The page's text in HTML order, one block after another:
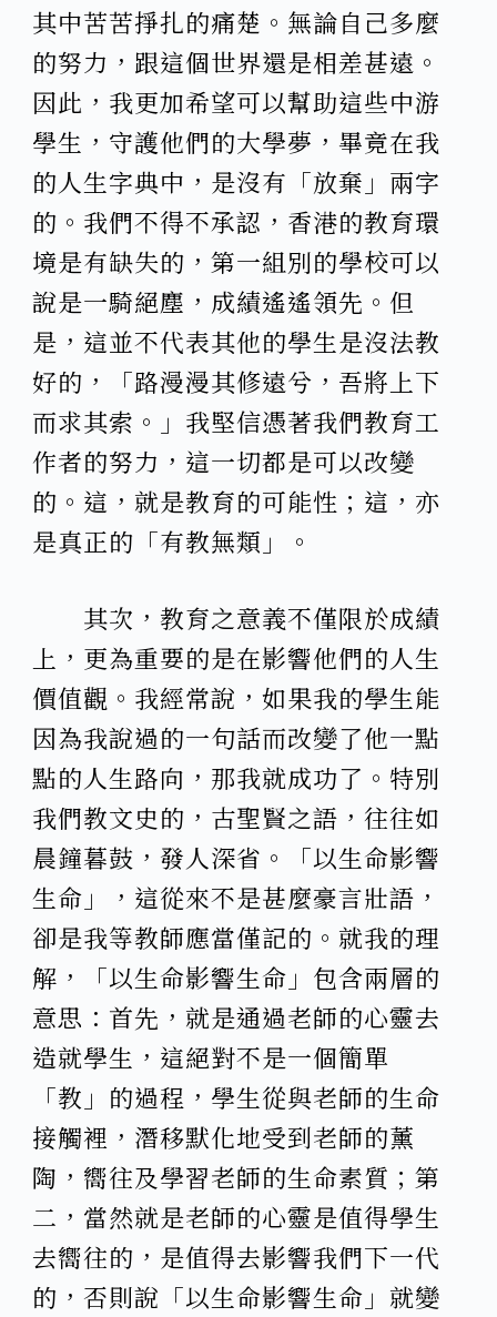
其中苦苦掙扎的痛楚。無論自己多麼
的努力，跟這個世界還是相差甚遠。
因此，我更加希望可以幫助這些中游
學生，守護他們的大學夢，畢竟在我
的人生字典中，是沒有「放棄」兩字
的。我們不得不承認，香港的教育環
境是有缺失的，第一組別的學校可以
說是一騎絕塵，成績遙遙領先。但
是，這並不代表其他的學生是沒法教
好的，「路漫漫其修遠兮，吾將上下
而求其索。」我堅信憑著我們教育工
作者的努力，這一切都是可以改變
的。這，就是教育的可能性；這，亦
是真正的「有教無類」。
其次，教育之意義不僅限於成績
上，更為重要的是在影響他們的人生
價值觀。我經常說，如果我的學生能
因為我說過的一句話而改變了他一點
點的人生路向，那我就成功了。特別
我們教文史的，古聖賢之語，往往如
晨鐘暮鼓，發人深省。「以生命影響
生命」，這從來不是甚麼豪言壯語，
卻是我等教師應當僅記的。就我的理
解，「以生命影響生命」包含兩層的
意思：首先，就是通過老師的心靈去
造就學生，這絕對不是一個簡單
「教」的過程，學生從與老師的生命
接觸裡，潛移默化地受到老師的薰
陶，嚮往及學習老師的生命素質；第
二，當然就是老師的心靈是值得學生
去嚮往的，是值得去影響我們下一代
的，否則說「以生命影響生命」就變